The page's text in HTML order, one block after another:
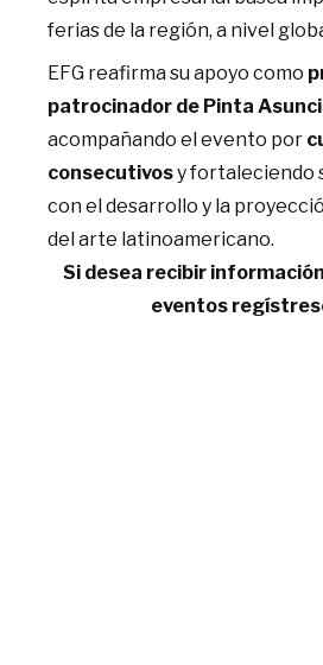
ferias de la región, a nivel
EFG reafirma su apoyo como
patrocinador de Pinta
acompañando el evento por
consecutivosy fortaleciendo
con el desarrollo y la
del arte latinoamericano.
Si desea recibir
eventos